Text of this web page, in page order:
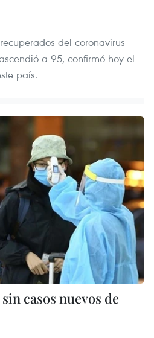
del coronavirus
a 95, confirmó hoy el
país.
casos nuevos de